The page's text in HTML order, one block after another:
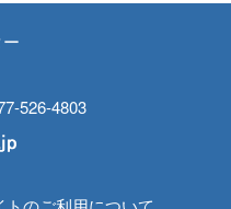
526-4803